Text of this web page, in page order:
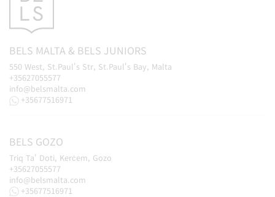
BELS MALTA & BELS JUNIORS
550 West, St.Paul's Str, St.Paul's Bay, Malta
+35627055577
info@belsmalta.com
+35677516971
BELS GOZO
Triq Ta' Doti, Kerċem, Gozo
+35627055577
info@belsmalta.com
+35677516971